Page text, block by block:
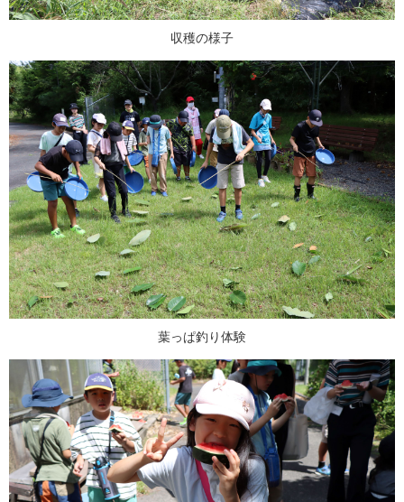
収穫の様子
葉っぱ釣り体験